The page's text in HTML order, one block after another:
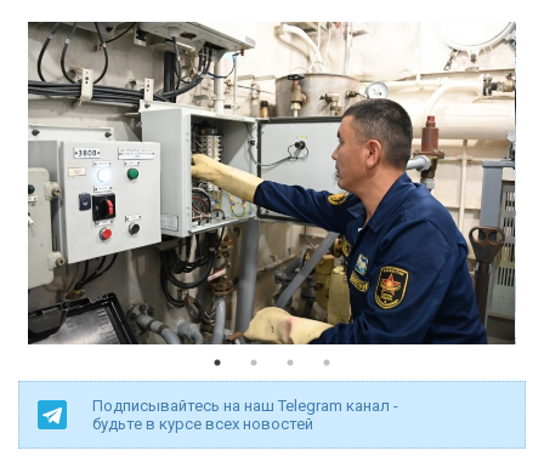
Подписывайтесь на наш Telegram канал -
будьте в курсе всех новостей